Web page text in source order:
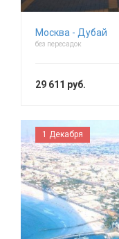
Москва - Дубай
без пересадок
29 611 руб.
1 Декабря